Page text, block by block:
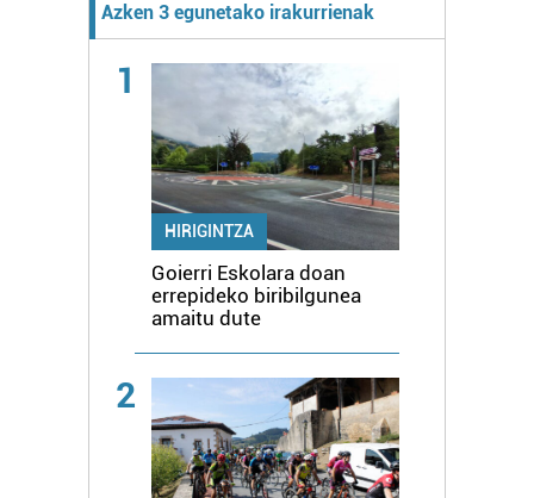
Azken 3 egunetako irakurrienak
1
HIRIGINTZA
Goierri Eskolara doan
errepideko biribilgunea
amaitu dute
2